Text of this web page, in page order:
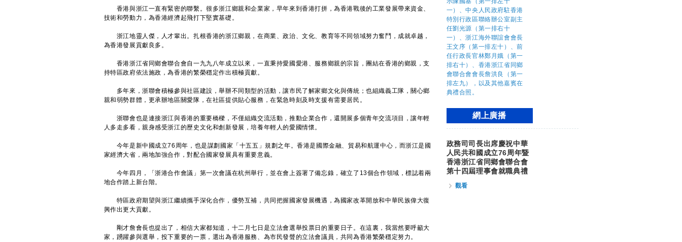
香港與浙江一直有緊密的聯繫。很多浙江鄉親和企業家，早年來到香港打拼，為香港戰後的工業發展帶來資金、
技術和勞動力，為香港經濟起飛打下堅實基礎。
浙江地靈人傑，人才輩出。扎根香港的浙江鄉親，在商業、政治、文化、教育等不同領域努力奮鬥，成就卓越，
為香港發展貢獻良多。
香港浙江省同鄉會聯合會自一九九八年成立以來，一直秉持愛國愛港、服務鄉親的宗旨，團結在香港的鄉親，支
持特區政府依法施政，為香港的繁榮穩定作出積極貢獻。
多年來，浙聯會積極參與社區建設，舉辦不同類型的活動，讓市民了解家鄉文化與傳統；也組織義工隊，關心鄉
親和弱勢群體，更承辦地區關愛隊，在社區提供貼心服務，在緊急時刻及時支援有需要居民。
浙聯會也是連接浙江與香港的重要橋樑，不僅組織交流活動，推動企業合作，還開展多個青年交流項目，讓年輕
人多走多看，親身感受浙江的歷史文化和創新發展，培養年輕人的愛國情懷。
今年是新中國成立76周年，也是謀劃國家「十五五」規劃之年。香港是國際金融、貿易和航運中心，而浙江是國
家經濟大省，兩地加強合作，對配合國家發展具有重要意義。
今年四月，「浙港合作會議」第一次會議在杭州舉行，並在會上簽署了備忘錄，確立了13個合作領域，標誌着兩
地合作踏上新台階。
特區政府期望與浙江繼續攜手深化合作，優勢互補，共同把握國家發展機遇，為國家改革開放和中華民族偉大復
興作出更大貢獻。
剛才詹會長也提出了，相信大家都知道，十二月七日是立法會選舉投票日的重要日子。在這裏，我當然要呼籲大
家，踴躍參與選舉，投下重要的一票，選出為香港服務、為市民發聲的立法會議員，共同為香港繁榮穩定努力。
網上廣播
政務司司長出席慶祝中華
人民共和國成立76周年暨
香港浙江省同鄉會聯合會
第十四屆理事會就職典禮
觀看